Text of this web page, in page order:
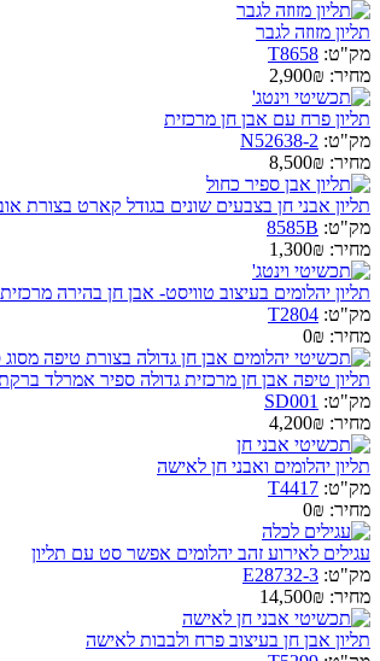
תליון מזוזה לגבר
מק"ט: T8658
מחיר: 2,900₪
תליון פרח עם אבן חן מרכזית
מק"ט: N52638-2
מחיר: 8,500₪
תליון אבני חן בצבעים שונים בגודל קארט בצורת
מק"ט: 8585B
מחיר: 1,300₪
תליון יהלומים בעיצוב טוויסט- אבן חן בהירה מרכזית
מק"ט: T2804
מחיר: 0₪
תליון טיפה אבן חן מרכזית גדולה ספיר אמרלד
מק"ט: SD001
מחיר: 4,200₪
תליון יהלומים ואבני חן לאישה
מק"ט: T4417
מחיר: 0₪
עגילים לאירוע זהב יהלומים אפשר סט עם תליון
מק"ט: E28732-3
מחיר: 14,500₪
תליון אבן חן בעיצוב פרח ולבבות לאישה